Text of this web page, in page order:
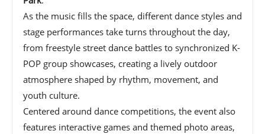
館
租
借
花
博
公
園
As the music fills the space, different dance styles and
stage performances take turns throughout the day,
from freestyle street dance battles to synchronized K-
POP group showcases, creating a lively outdoor
atmosphere shaped by rhythm, movement, and
youth culture.
Centered around dance competitions, the event also
features interactive games and themed photo areas,